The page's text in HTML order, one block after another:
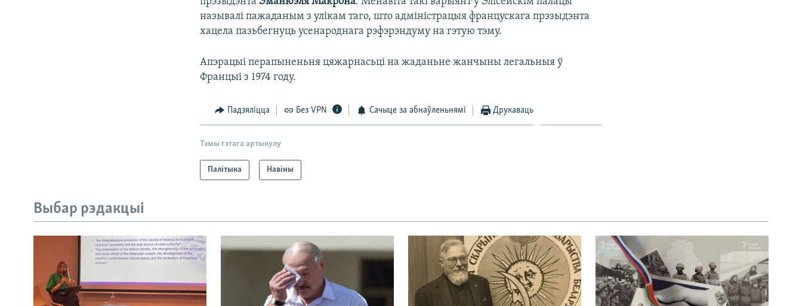
называлі пажаданым з улікам таго, што адміністрацыя францускага прэзыдэнта
хацела пазьбегнуць усенароднага рэфэрэндуму на гэтую тэму.
Апэрацыі перапыненьня цяжарнасьці на жаданьне жанчыны легальныя ў
Францыі з 1974 году.
Падзяліцца Без VPN Сачыце за абнаўленьнямі Друкаваць
Тэмы гэтага артыкулу
Палітыка Навіны
Выбар рэдакцыі